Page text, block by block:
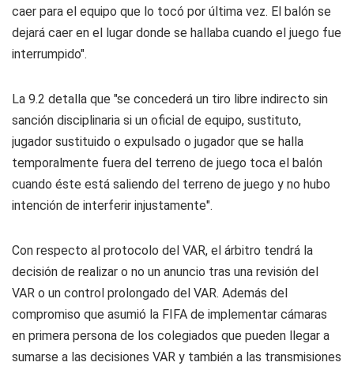
caer para el equipo que lo tocó por última vez. El balón se
dejará caer en el lugar donde se hallaba cuando el juego fue
interrumpido".
La 9.2 detalla que "se concederá un tiro libre indirecto sin
sanción disciplinaria si un oficial de equipo, sustituto,
jugador sustituido o expulsado o jugador que se halla
temporalmente fuera del terreno de juego toca el balón
cuando éste está saliendo del terreno de juego y no hubo
intención de interferir injustamente".
Con respecto al protocolo del VAR, el árbitro tendrá la
decisión de realizar o no un anuncio tras una revisión del
VAR o un control prolongado del VAR. Además del
compromiso que asumió la FIFA de implementar cámaras
en primera persona de los colegiados que pueden llegar a
sumarse a las decisiones VAR y también a las transmisiones